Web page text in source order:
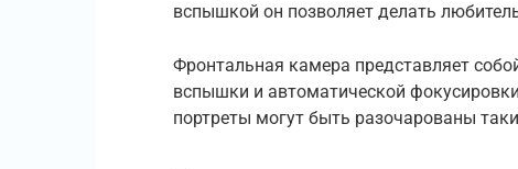
вспышкой он позволяет делать
Фронтальная камера представляет
вспышки и автоматической
портреты могут быть разочарованы